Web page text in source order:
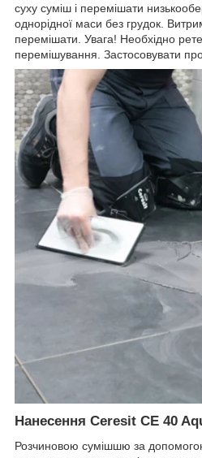
суху суміш і перемішати
однорідної маси без грудок.
перемішати. Увага! Необхідно
перемішування. Застосовувати
Нанесення Ceresit CE 40
Розчиновою сумішшю за